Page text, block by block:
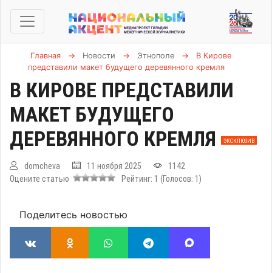
Главная → Новости → Этнополе →
В Кирове
представили макет будущего деревянного кремля
В КИРОВЕ ПРЕДСТАВИЛИ
МАКЕТ БУДУЩЕГО
ДЕРЕВЯННОГО КРЕМЛЯ
ЭКСКЛЮЗИВ
domcheva 11 ноября 2025
1142
Оцените статью
Рейтинг: 1 (Голосов: 1 )
Поделитесь новостью